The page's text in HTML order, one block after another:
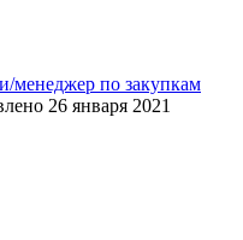
менеджер по закупкам
26 января 2021